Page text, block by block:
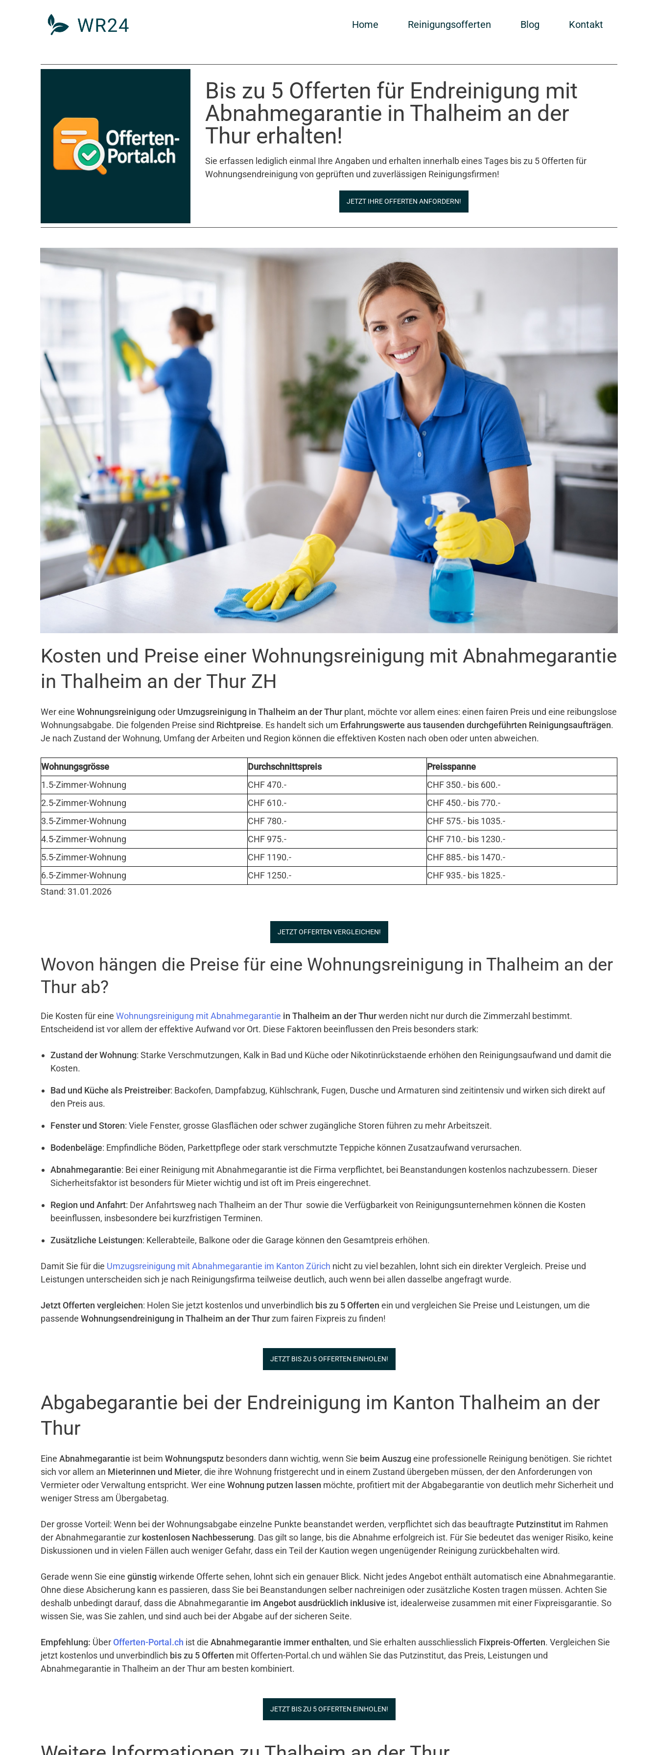
Home Reinigungsofferten Blog Kontakt
Bis zu 5 Offerten für Endreinigung mit
Abnahmegarantie in Thalheim an der
Thur erhalten!
Sie erfassen lediglich einmal Ihre Angaben und erhalten innerhalb eines Tages bis zu 5 Offerten für
Wohnungsendreinigung von geprüften und zuverlässigen Reinigungsfirmen!
JETZT IHRE OFFERTEN ANFORDERN!
Kosten und Preise einer Wohnungsreinigung mit Abnahmegarantie
in Thalheim an der Thur ZH
Wer eine Wohnungsreinigung oder Umzugsreinigung in Thalheim an der Thur plant, möchte vor allem eines: einen fairen Preis und eine reibungslose
Wohnungsabgabe. Die folgenden Preise sind Richtpreise. Es handelt sich um Erfahrungswerte aus tausenden durchgeführten Reinigungsaufträgen.
Je nach Zustand der Wohnung, Umfang der Arbeiten und Region können die effektiven Kosten nach oben oder unten abweichen.
Wohnungsgrösse Durchschnittspreis
Preisspanne
1.5-Zimmer-Wohnung
CHF 470.-
CHF 350.- bis 600.-
2.5-Zimmer-Wohnung
CHF 610.-
CHF 450.- bis 770.-
3.5-Zimmer-Wohnung
CHF 780.-
CHF 575.- bis 1035.-
4.5-Zimmer-Wohnung
CHF 975.-
CHF 710.- bis 1230.-
5.5-Zimmer-Wohnung
CHF 1190.-
CHF 885.- bis 1470.-
6.5-Zimmer-Wohnung
CHF 1250.-
CHF 935.- bis 1825.-
Stand: 31.01.2026
JETZT OFFERTEN VERGLEICHEN!
Wovon hängen die Preise für eine Wohnungsreinigung in Thalheim an der
Thur ab?
Die Kosten für eine Wohnungsreinigung mit Abnahmegarantie in Thalheim an der Thurwerden nicht nur durch die Zimmerzahl bestimmt.
Entscheidend ist vor allem der effektive Aufwand vor Ort. Diese Faktoren beeinflussen den Preis besonders stark:
Zustand der Wohnung: Starke Verschmutzungen, Kalk in Bad und Küche oder Nikotinrückstaende erhöhen den Reinigungsaufwand und damit die
Kosten.
Bad und Küche als Preistreiber: Backofen, Dampfabzug, Kühlschrank, Fugen, Dusche und Armaturen sind zeitintensiv und wirken sich direkt auf
den Preis aus.
Fenster und Storen: Viele Fenster, grosse Glasflächen oder schwer zugängliche Storen führen zu mehr Arbeitszeit.
Bodenbeläge: Empfindliche Böden, Parkettpflege oder stark verschmutzte Teppiche können Zusatzaufwand verursachen.
Abnahmegarantie: Bei einer Reinigung mit Abnahmegarantie ist die Firma verpflichtet, bei Beanstandungen kostenlos nachzubessern. Dieser
Sicherheitsfaktor ist besonders für Mieter wichtig und ist oft im Preis eingerechnet.
Region und Anfahrt: Der Anfahrtsweg nach Thalheim an der Thur sowie die Verfügbarkeit von Reinigungsunternehmen können die Kosten
beeinflussen, insbesondere bei kurzfristigen Terminen.
Zusätzliche Leistungen: Kellerabteile, Balkone oder die Garage können den Gesamtpreis erhöhen.
Damit Sie für die Umzugsreinigung mit Abnahmegarantie im Kanton Zürich nicht zu viel bezahlen, lohnt sich ein direkter Vergleich. Preise und
Leistungen unterscheiden sich je nach Reinigungsfirma teilweise deutlich, auch wenn bei allen dasselbe angefragt wurde.
Jetzt Offerten vergleichen: Holen Sie jetzt kostenlos und unverbindlich bis zu 5 Offerten ein und vergleichen Sie Preise und Leistungen, um die
passende Wohnungsendreinigung in Thalheim an der Thurzum fairen Fixpreis zu finden!
JETZT BIS ZU 5 OFFERTEN EINHOLEN!
Abgabegarantie bei der Endreinigung im Kanton Thalheim an der
Thur
Eine Abnahmegarantie ist beim Wohnungsputz besonders dann wichtig, wenn Sie beim Auszug eine professionelle Reinigung benötigen. Sie richtet
sich vor allem an Mieterinnen und Mieter, die ihre Wohnung fristgerecht und in einem Zustand übergeben müssen, der den Anforderungen von
Vermieter oder Verwaltung entspricht. Wer eine Wohnung putzen lassen möchte, profitiert mit der Abgabegarantie von deutlich mehr Sicherheit und
weniger Stress am Übergabetag.
Der grosse Vorteil: Wenn bei der Wohnungsabgabe einzelne Punkte beanstandet werden, verpflichtet sich das beauftragte Putzinstitut im Rahmen
der Abnahmegarantie zur kostenlosen Nachbesserung. Das gilt so lange, bis die Abnahme erfolgreich ist. Für Sie bedeutet das weniger Risiko, keine
Diskussionen und in vielen Fällen auch weniger Gefahr, dass ein Teil der Kaution wegen ungenügender Reinigung zurückbehalten wird.
Gerade wenn Sie eine günstig wirkende Offerte sehen, lohnt sich ein genauer Blick. Nicht jedes Angebot enthält automatisch eine Abnahmegarantie.
Ohne diese Absicherung kann es passieren, dass Sie bei Beanstandungen selber nachreinigen oder zusätzliche Kosten tragen müssen. Achten Sie
deshalb unbedingt darauf, dass die Abnahmegarantie im Angebot ausdrücklich inklusive ist, idealerweise zusammen mit einer Fixpreisgarantie. So
wissen Sie, was Sie zahlen, und sind auch bei der Abgabe auf der sicheren Seite.
Empfehlung: Über Offerten-Portal.ch ist die Abnahmegarantie immer enthalten, und Sie erhalten ausschliesslich Fixpreis-Offerten. Vergleichen Sie
jetzt kostenlos und unverbindlich bis zu 5 Offerten mit Offerten-Portal.ch und wählen Sie das Putzinstitut, das Preis, Leistungen und
Abnahmegarantie in Thalheim an der Thur am besten kombiniert.
JETZT BIS ZU 5 OFFERTEN EINHOLEN!